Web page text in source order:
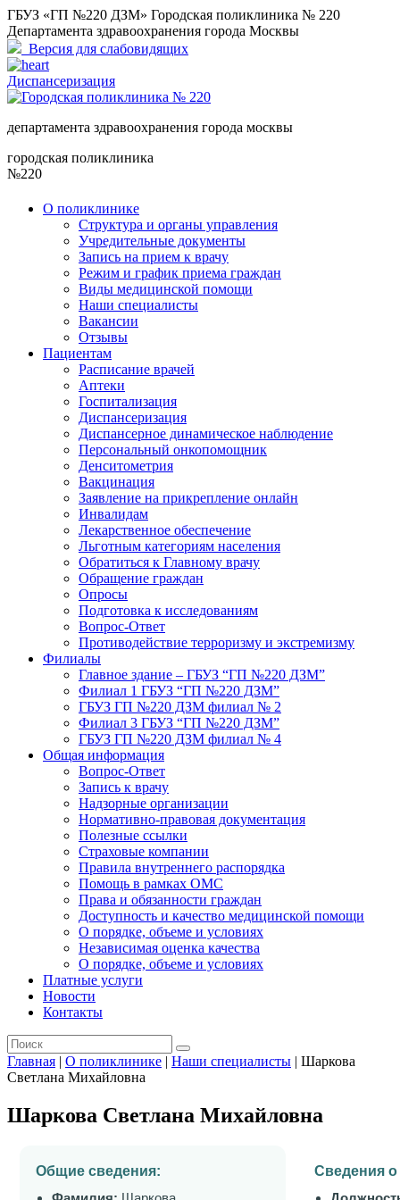
ГБУЗ «ГП №220 ДЗМ» Городская поликлиника № 220
Департамента здравоохранения города Москвы
Версия для слабовидящих
Диспансеризация
департамента здравоохранения города москвы
городская поликлиника
№220
О поликлинике
Структура и органы управления
Учредительные документы
Запись на прием к врачу
Режим и график приема граждан
Виды медицинской помощи
Наши специалисты
Вакансии
Отзывы
Пациентам
Расписание врачей
Аптеки
Госпитализация
Диспансеризация
Диспансерное динамическое наблюдение
Персональный онкопомощник
Денситометрия
Вакцинация
Заявление на прикрепление онлайн
Инвалидам
Лекарственное обеспечение
Льготным категориям населения
Обратиться к Главному врачу
Обращение граждан
Опросы
Подготовка к исследованиям
Вопрос-Ответ
Противодействие терроризму и экстремизму
Филиалы
Главное здание – ГБУЗ “ГП №220 ДЗМ”
Филиал 1 ГБУЗ “ГП №220 ДЗМ”
ГБУЗ ГП №220 ДЗМ филиал № 2
Филиал 3 ГБУЗ “ГП №220 ДЗМ”
ГБУЗ ГП №220 ДЗМ филиал № 4
Общая информация
Вопрос-Ответ
Запись к врачу
Надзорные организации
Нормативно-правовая документация
Полезные ссылки
Страховые компании
Правила внутреннего распорядка
Помощь в рамках ОМС
Права и обязанности граждан
Доступность и качество медицинской помощи
О порядке, объеме и условиях
Независимая оценка качества
О порядке, объеме и условиях
Платные услуги
Новости
Контакты
Главная | О поликлинике | Наши специалисты | Шаркова
Светлана Михайловна
Шаркова Светлана Михайловна
Общие сведения:
Сведения